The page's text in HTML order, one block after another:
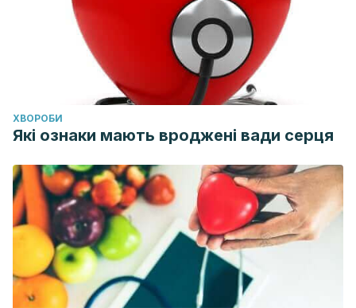
ХВОРОБИ
Які ознаки мають вроджені вади серця